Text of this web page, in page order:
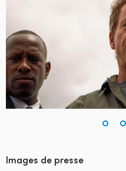
Images de presse